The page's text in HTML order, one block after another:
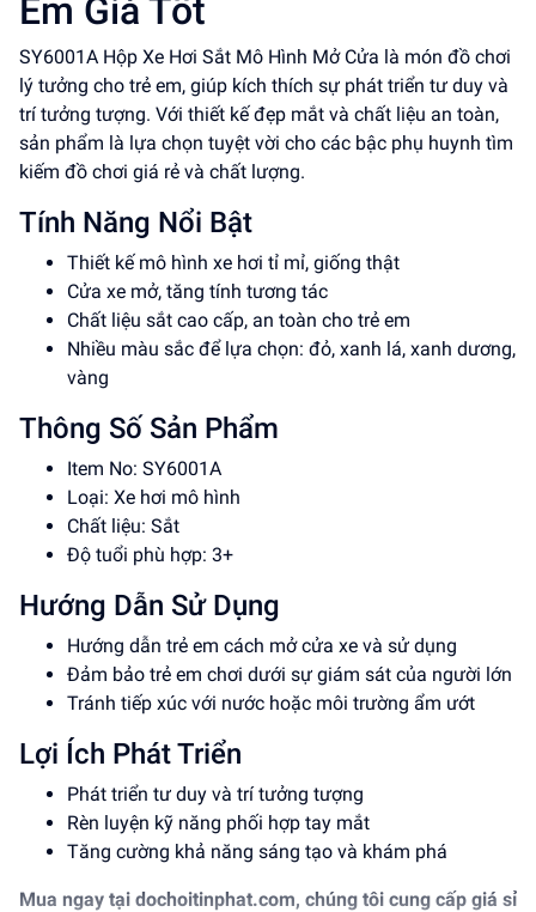
Em Giá Tốt
SY6001A Hộp Xe Hơi Sắt Mô Hình Mở Cửa là món đồ chơi
lý tưởng cho trẻ em, giúp kích thích sự phát triển tư duy và
trí tưởng tượng. Với thiết kế đẹp mắt và chất liệu an toàn,
sản phẩm là lựa chọn tuyệt vời cho các bậc phụ huynh tìm
kiếm đồ chơi giá rẻ và chất lượng.
Tính Năng Nổi Bật
Thiết kế mô hình xe hơi tỉ mỉ, giống thật
Cửa xe mở, tăng tính tương tác
Chất liệu sắt cao cấp, an toàn cho trẻ em
Nhiều màu sắc để lựa chọn: đỏ, xanh lá, xanh dương,
vàng
Thông Số Sản Phẩm
Item No: SY6001A
Loại: Xe hơi mô hình
Chất liệu: Sắt
Độ tuổi phù hợp: 3+
Hướng Dẫn Sử Dụng
Hướng dẫn trẻ em cách mở cửa xe và sử dụng
Đảm bảo trẻ em chơi dưới sự giám sát của người lớn
Tránh tiếp xúc với nước hoặc môi trường ẩm ướt
Lợi Ích Phát Triển
Phát triển tư duy và trí tưởng tượng
Rèn luyện kỹ năng phối hợp tay mắt
Tăng cường khả năng sáng tạo và khám phá
Mua ngay tại dochoitinphat.com, chúng tôi cung cấp giá sỉ